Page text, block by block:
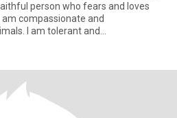
person who fears and loves
am compassionate and
I am tolerant and